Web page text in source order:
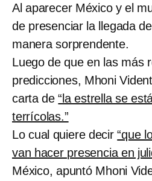
Al aparecer México y el
de presenciar la llegada
manera sorprendente.
Luego de que en las más
predicciones, Mhoni
carta de“la estrella se
terrícolas.”
Lo cual quiere decir“que
van hacer presencia en
México, apuntó Mhoni